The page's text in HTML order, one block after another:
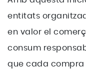
entitats
en valor el
consum
que cada compra